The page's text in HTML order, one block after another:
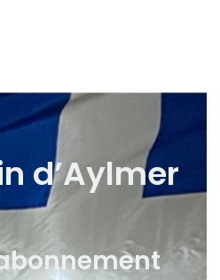
d’Aylmer